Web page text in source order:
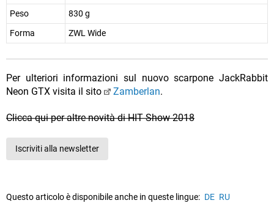
Peso
830 g
Forma
ZWL Wide
Per ulteriori informazioni sul nuovo scarpone JackRabbit
Neon GTX visita il sito
Zamberlan.
Clicca qui per altre novità di HIT Show 2018
Iscriviti alla newsletter
Questo articolo è disponibile anche in queste lingue: DE RU